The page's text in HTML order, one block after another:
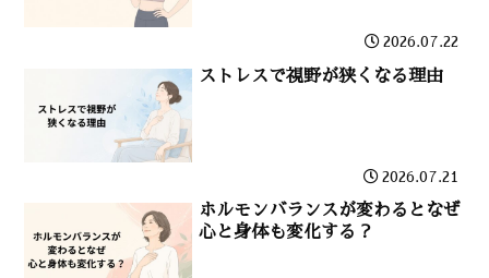
2026.07.22
ストレスで視野が狭くなる理由
2026.07.21
ホルモンバランスが変わるとなぜ
心と身体も変化する？